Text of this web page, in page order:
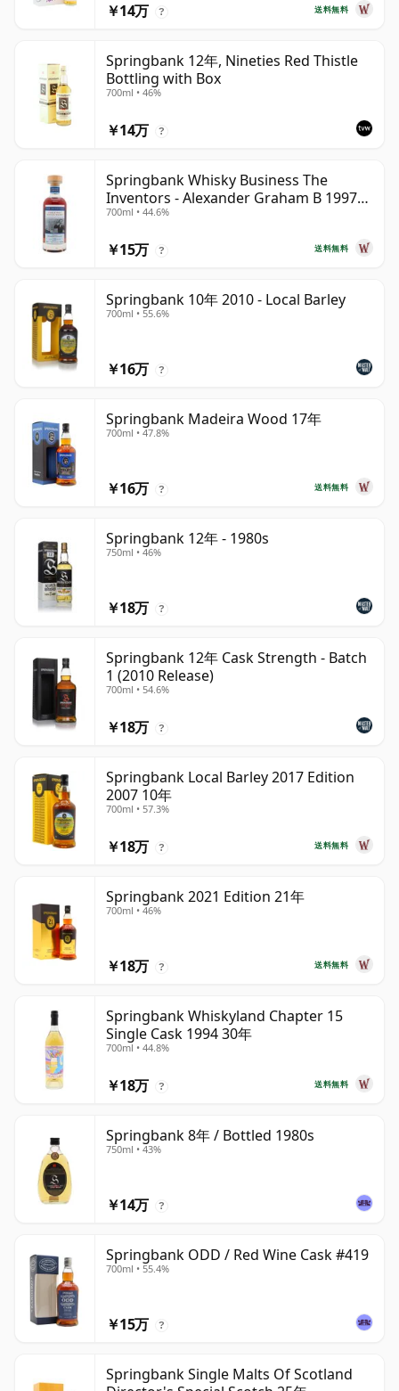
送料無料
￥14万 ?
Springbank 12年, Nineties Red Thistle
Bottling with Box
700ml • 46%
￥14万 ?
Springbank Whisky Business The
Inventors - Alexander Graham B 1997
28年
700ml • 44.6%
送料無料
￥15万 ?
Springbank 10年 2010 - Local Barley
700ml • 55.6%
￥16万 ?
Springbank Madeira Wood 17年
700ml • 47.8%
送料無料
￥16万 ?
Springbank 12年 - 1980s
750ml • 46%
￥18万 ?
Springbank 12年 Cask Strength - Batch
1 (2010 Release)
700ml • 54.6%
￥18万 ?
Springbank Local Barley 2017 Edition
2007 10年
700ml • 57.3%
送料無料
￥18万 ?
Springbank 2021 Edition 21年
700ml • 46%
送料無料
￥18万 ?
Springbank Whiskyland Chapter 15
Single Cask 1994 30年
700ml • 44.8%
送料無料
￥18万 ?
Springbank 8年 / Bottled 1980s
750ml • 43%
￥14万 ?
Springbank ODD / Red Wine Cask #419
700ml • 55.4%
￥15万 ?
Springbank Single Malts Of Scotland